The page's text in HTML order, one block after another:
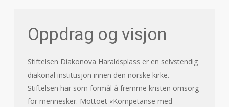
Oppdrag og visjon
Stiftelsen Diakonova Haraldsplass er en selvstendig
diakonal institusjon innen den norske kirke.
Stiftelsen har som formål å fremme kristen omsorg
for mennesker. Mottoet «Kompetanse med